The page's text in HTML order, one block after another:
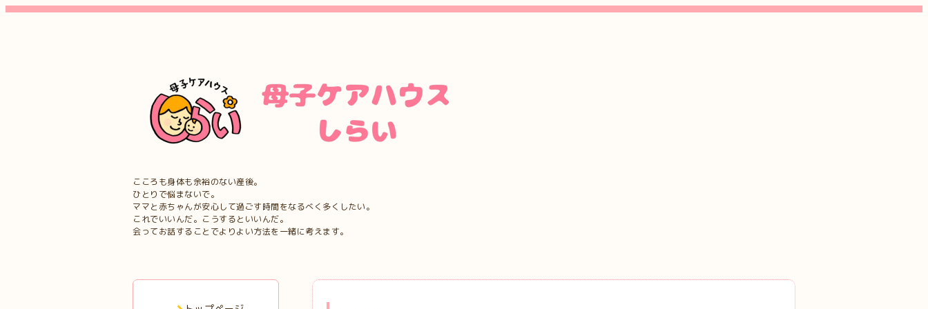
こころも身体も余裕のない産後。
ひとりで悩まないで。
ママと赤ちゃんが安心して過ごす時間をなるべく多くしたい。
これでいいんだ。こうするといいんだ。
会ってお話することでよりよい方法を一緒に考えます。